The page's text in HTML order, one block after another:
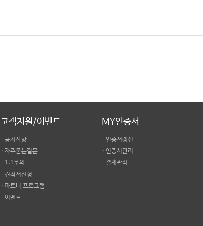
고객지원/이벤트
· 공지사항
· 자주묻는질문
· 1:1문의
· 견적서신청
· 파트너 프로그램
· 이벤트
MY인증서
· 인증서갱신
· 인증서관리
· 결제관리